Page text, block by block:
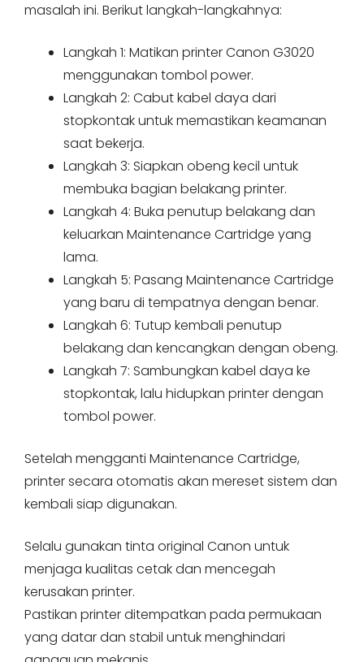
masalah ini. Berikut langkah-langkahnya:
Langkah 1: Matikan printer Canon G3020
menggunakan tombol power.
Langkah 2: Cabut kabel daya dari
stopkontak untuk memastikan keamanan
saat bekerja.
Langkah 3: Siapkan obeng kecil untuk
membuka bagian belakang printer.
Langkah 4: Buka penutup belakang dan
keluarkan Maintenance Cartridge yang
lama.
Langkah 5: Pasang Maintenance Cartridge
yang baru di tempatnya dengan benar.
Langkah 6: Tutup kembali penutup
belakang dan kencangkan dengan obeng.
Langkah 7: Sambungkan kabel daya ke
stopkontak, lalu hidupkan printer dengan
tombol power.
Setelah mengganti Maintenance Cartridge,
printer secara otomatis akan mereset sistem dan
kembali siap digunakan.
Selalu gunakan tinta original Canon untuk
menjaga kualitas cetak dan mencegah
kerusakan printer.
Pastikan printer ditempatkan pada permukaan
yang datar dan stabil untuk menghindari